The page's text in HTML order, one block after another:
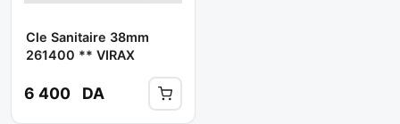
Cle Sanitaire 38mm
261400 ** VIRAX
6 400 DA